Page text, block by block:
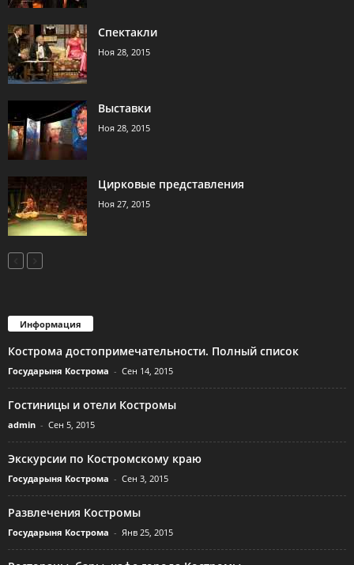
Спектакли
Ноя 28, 2015
Выставки
Ноя 28, 2015
Цирковые представления
Ноя 27, 2015
Информация
Кострома достопримечательности. Полный список
Государыня Кострома - Сен 14, 2015
Гостиницы и отели Костромы
admin - Сен 5, 2015
Экскурсии по Костромскому краю
Государыня Кострома - Сен 3, 2015
Развлечения Костромы
Государыня Кострома - Янв 25, 2015